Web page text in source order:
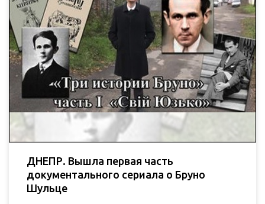
ДНЕПР. Вышла первая часть
документального сериала о Бруно
Шульце